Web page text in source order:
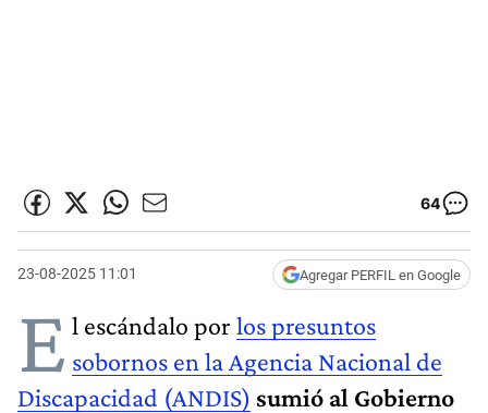
64
23-08-2025 11:01 Agregar PERFIL en Google
E l escándalo por los presuntos
sobornos en la Agencia Nacional de
Discapacidad (ANDIS) sumió al Gobierno